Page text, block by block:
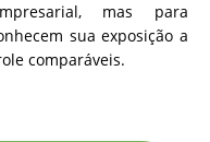
mas para
sua exposição a
comparáveis.